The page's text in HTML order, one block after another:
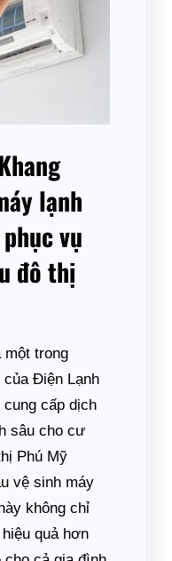
lạnh
vụ
đô thị
một trong
của Điện Lạnh
cung cấp dịch
sâu cho cư
Phú Mỹ
vệ sinh máy
không chỉ
quả hơn